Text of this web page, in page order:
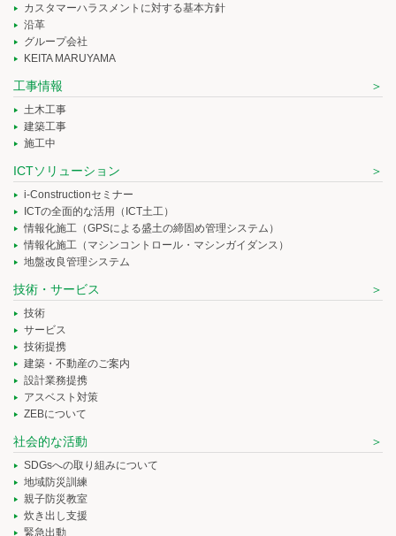
カスタマーハラスメントに対する基本方針
沿革
グループ会社
KEITA MARUYAMA
工事情報
土木工事
建築工事
施工中
ICTソリューション
i-Constructionセミナー
ICTの全面的な活用（ICT土工）
情報化施工（GPSによる盛土の締固め管理システム）
情報化施工（マシンコントロール・マシンガイダンス）
地盤改良管理システム
技術・サービス
技術
サービス
技術提携
建築・不動産のご案内
設計業務提携
アスベスト対策
ZEBについて
社会的な活動
SDGsへの取り組みについて
地域防災訓練
親子防災教室
炊き出し支援
緊急出動